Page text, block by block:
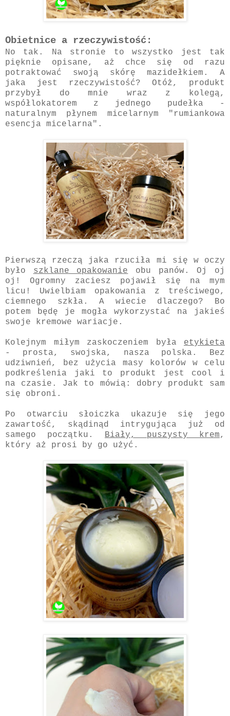
Obietnice a rzeczywistość:
No tak. Na stronie to wszystko jest tak
pięknie opisane, aż chce się od razu
potraktować swoją skórę mazidełkiem. A
jaka jest rzeczywistość? Otóż, produkt
przybył do mnie wraz z kolegą,
współlokatorem z jednego pudełka -
naturalnym płynem micelarnym "rumiankowa
esencja micelarna".
Pierwszą rzeczą jaka rzuciła mi się w oczy
było szklane opakowanie obu panów. Oj oj
oj! Ogromny zaciesz pojawił się na mym
licu! Uwielbiam opakowania z treściwego,
ciemnego szkła. A wiecie dlaczego? Bo
potem będę je mogła wykorzystać na jakieś
swoje kremowe wariacje.
Kolejnym miłym zaskoczeniem była etykieta
- prosta, swojska, nasza polska. Bez
udziwnień, bez użycia masy kolorów w celu
podkreślenia jaki to produkt jest cool i
na czasie. Jak to mówią: dobry produkt sam
się obroni.
Po otwarciu słoiczka ukazuje się jego
zawartość, skądinąd intrygująca już od
samego początku. Biały, puszysty krem,
który aż prosi by go użyć.